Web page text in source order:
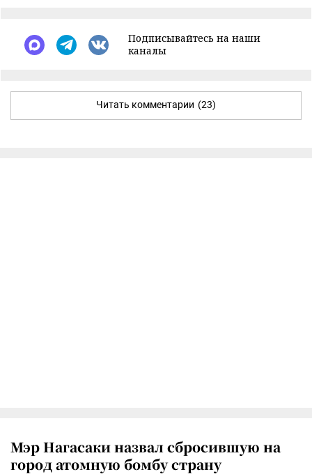
Подписывайтесь на наши
каналы
Читать комментарии (23)
Мэр Нагасаки назвал сбросившую на
город атомную бомбу страну